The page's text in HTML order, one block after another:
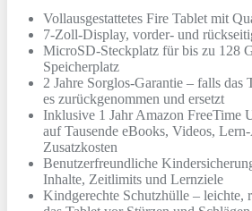
Vollausgestattetes Fire Tablet mit
7-Zoll-Display, vorder- und
MicroSD-Steckplatz für bis zu 128
Speicherplatz
2 Jahre Sorglos-Garantie – falls das
es zurückgenommen und ersetzt
Inklusive 1 Jahr Amazon FreeTime
auf Tausende eBooks, Videos,
Zusatzkosten
Benutzerfreundliche
Inhalte, Zeitlimits und Lernziele
Kindgerechte Schutzhülle – leichte,